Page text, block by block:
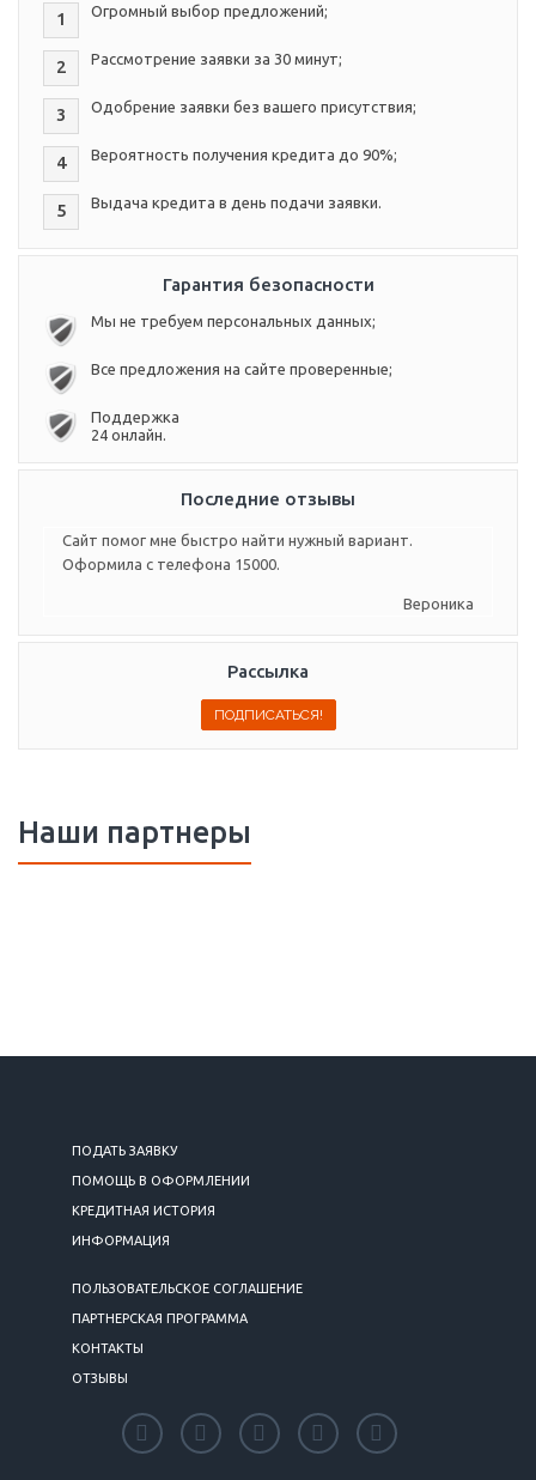
1 Огромный выбор предложений;
2 Рассмотрение заявки за 30 минут;
3 Одобрение заявки без вашего присутствия;
4 Вероятность получения кредита до 90%;
5 Выдача кредита в день подачи заявки.
Гарантия безопасности
Мы не требуем персональных данных;
Все предложения на сайте проверенные;
Поддержка
24 онлайн.
Последние отзывы
Сайт помог мне быстро найти нужный вариант.
Оформила с телефона 15000.
Вероника
Рассылка
Наши партнеры
ПОДАТЬ ЗАЯВКУ
ПОМОЩЬ В ОФОРМЛЕНИИ
КРЕДИТНАЯ ИСТОРИЯ
ИНФОРМАЦИЯ
ПОЛЬЗОВАТЕЛЬСКОЕ СОГЛАШЕНИЕ
ПАРТНЕРСКАЯ ПРОГРАММА
КОНТАКТЫ
ОТЗЫВЫ